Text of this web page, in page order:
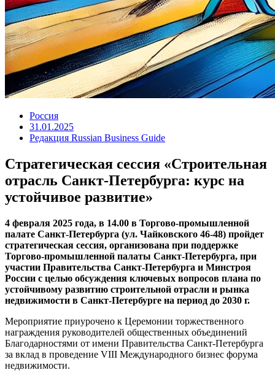
Россия
31.01.2025
Редакция Russian Business Guide
Стратегическая сессия «Строительная
отрасль Санкт-Петербурга: курс на
устойчивое развитие»
4 февраля 2025 года, в 14.00 в Торгово-промышленной
палате Санкт-Петербурга (ул. Чайковского 46-48) пройдет
стратегическая сессия, организована при поддержке
Торгово-промышленной палаты Санкт-Петербурга, при
участии Правительства Санкт-Петербурга и Минстроя
России с целью обсуждения ключевых вопросов плана по
устойчивому развитию строительной отрасли и рынка
недвижимости в Санкт-Петербурге на период до 2030 г.
Мероприятие приурочено к Церемонии торжественного
награждения руководителей общественных объединений
Благодарностями от имени Правительства Санкт-Петербурга
за вклад в проведение VIII Международного бизнес форума
недвижимости.